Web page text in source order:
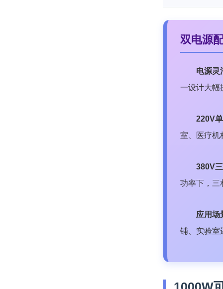
双电源
电源灵
一设计大幅
220V
室、医疗机
380V
功率下，三
应用场
铺、实验室